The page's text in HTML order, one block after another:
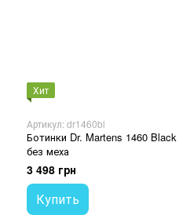
Хит
Артикул: dr1460bl
Ботинки Dr. Martens 1460 Black
без меха
3 498 грн
Купить